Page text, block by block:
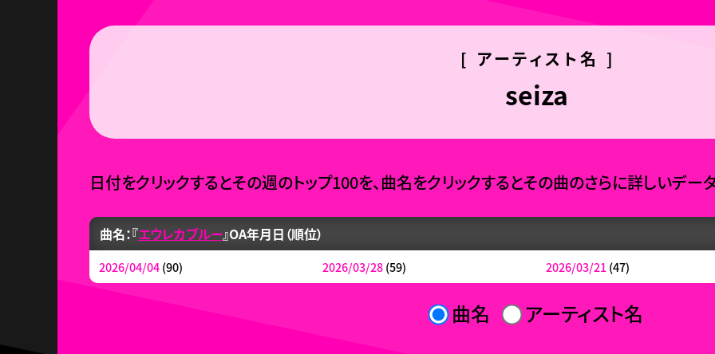
[ アーティスト名 ]
seiza
日付をクリックするとその週のトップ100を、曲名をクリックするとその曲のさらに詳しいデー
曲名：『エウレカブルー』OA年月日（順位）
2026/04/04(90) 2026/03/28(59) 2026/03/21(47)
曲名 アーティスト名